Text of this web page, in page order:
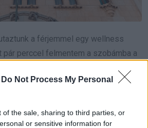
Do Not Process My Personal
of the sale, sharing to third parties, or
or sensitive information for
a férjemmel egy wellness
perccel felmentem a szobámba a
lift, és 2 óra hosszára bennragadtam.